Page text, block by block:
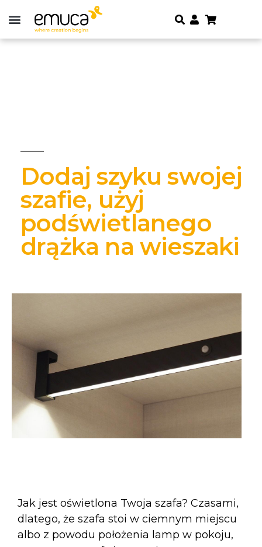
Dodaj szyku swojej
szafie, użyj
podświetlanego
drążka na wieszaki
Jak jest oświetlona Twoja szafa? Czasami,
dlatego, że szafa stoi w ciemnym miejscu
albo z powodu położenia lamp w pokoju,